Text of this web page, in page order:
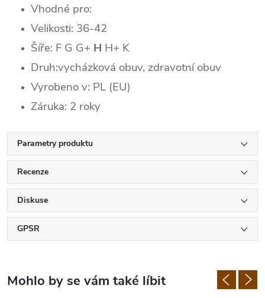
Vhodné pro:
Velikosti: 36-42
Šíře: F G G+ H H+ K
Druh:vycházková obuv, zdravotní obuv
Vyrobeno v: PL (EU)
Záruka: 2 roky
Parametry produktu
Recenze
Diskuse
GPSR